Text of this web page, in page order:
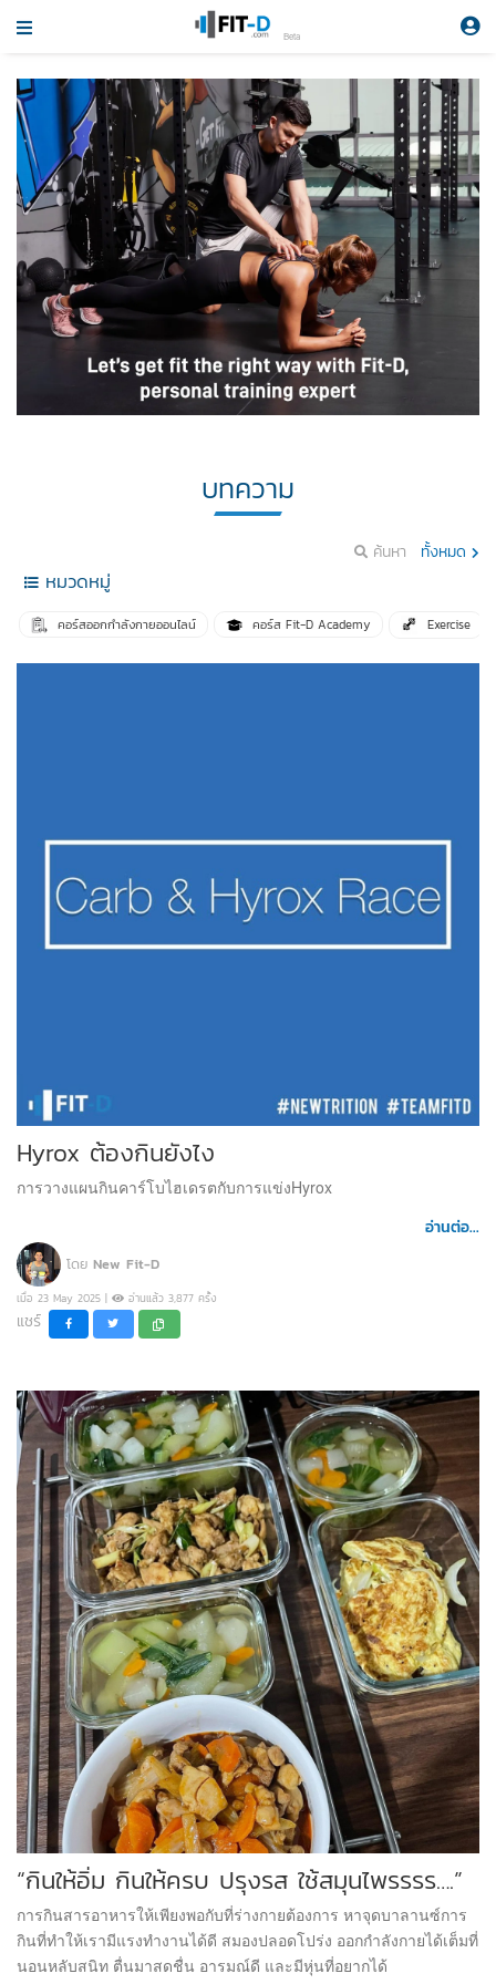
Beta
บทความ
Hyrox ต้องกินยังไง
การวางแผนกินคาร์โบไฮเดรตกับการแข่งHyrox
อ่านต่อ...
โดย New Fit-D
เมื่อ 23 May 2025 | อ่านแล้ว 3,877 ครั้ง
แชร์
“กินให้อิ่ม กินให้ครบ ปรุงรส ใช้สมุนไพรรรร….”
การกินสารอาหารให้เพียงพอกับที่ร่างกายต้องการ หาจุดบาลานซ์การ
กินที่ทำให้เรามีแรงทำงานได้ดี สมองปลอดโปร่ง ออกกำลังกายได้เต็มที่
นอนหลับสนิท ตื่นมาสดชื่น อารมณ์ดี และมีหุ่นที่อยากได้
ค้นหา ทั้งหมด
หมวดหมู่
คอร์สออกกำลังกายออนไลน์ คอร์ส Fit-D Academy Exercise